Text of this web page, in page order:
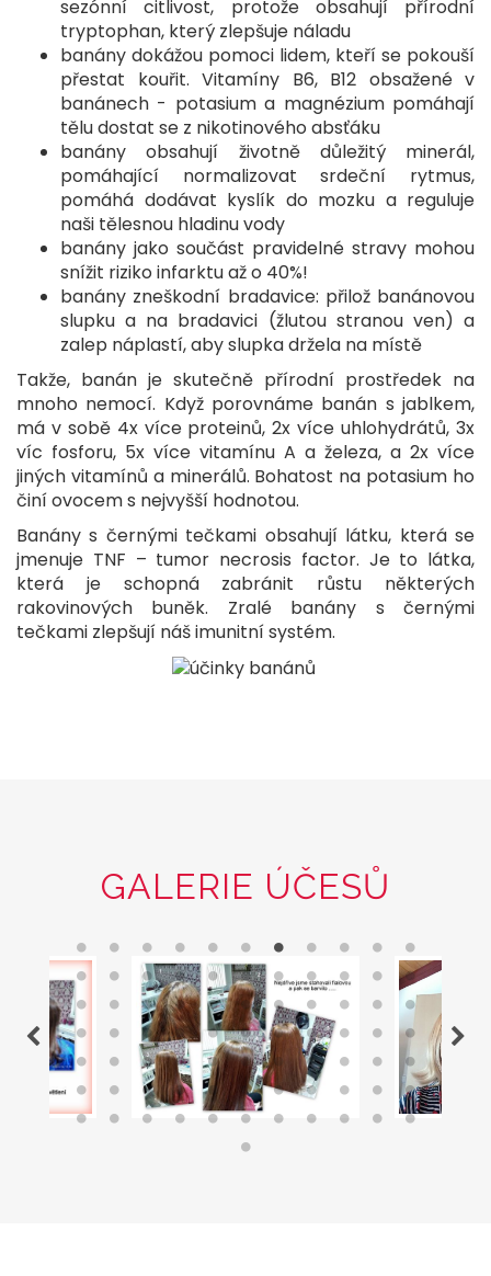
sezónní citlivost, protože obsahují přírodní
tryptophan, který zlepšuje náladu
banány dokážou pomoci lidem, kteří se pokouší
přestat kouřit. Vitamíny B6, B12 obsažené v
banánech - potasium a magnézium pomáhají
tělu dostat se z nikotinového absťáku
banány obsahují životně důležitý minerál,
pomáhající normalizovat srdeční rytmus,
pomáhá dodávat kyslík do mozku a reguluje
naši tělesnou hladinu vody
banány jako součást pravidelné stravy mohou
snížit riziko infarktu až o 40%!
banány zneškodní bradavice: přilož banánovou
slupku a na bradavici (žlutou stranou ven) a
zalep náplastí, aby slupka držela na místě
Takže, banán je skutečně přírodní prostředek na
mnoho nemocí. Když porovnáme banán s jablkem,
má v sobě 4x více proteinů, 2x více uhlohydrátů, 3x
víc fosforu, 5x více vitamínu A a železa, a 2x více
jiných vitamínů a minerálů. Bohatost na potasium ho
činí ovocem s nejvyšší hodnotou.
Banány s černými tečkami obsahují látku, která se
jmenuje TNF – tumor necrosis factor. Je to látka,
která je schopná zabránit růstu některých
rakovinových buněk. Zralé banány s černými
tečkami zlepšují náš imunitní systém.
GALERIE ÚČESŮ